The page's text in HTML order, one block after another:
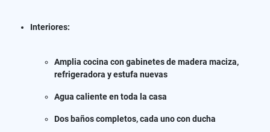
Interiores:
Amplia cocina con gabinetes de madera maciza,
refrigeradora y estufa nuevas
Agua caliente en toda la casa
Dos baños completos, cada uno con ducha